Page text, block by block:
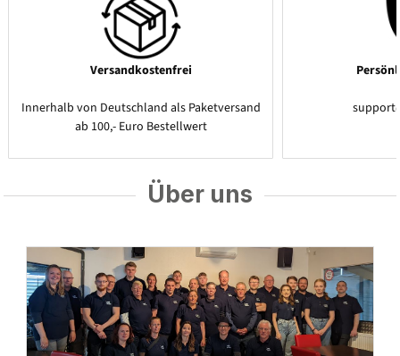
Versandkostenfrei
Innerhalb von Deutschland als Paketversand
ab 100,- Euro Bestellwert
Über uns